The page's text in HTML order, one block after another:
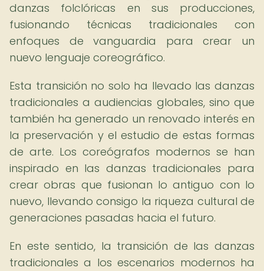
danzas folclóricas en sus producciones,
fusionando técnicas tradicionales con
enfoques de vanguardia para crear un
nuevo lenguaje coreográfico.
Esta transición no solo ha llevado las danzas
tradicionales a audiencias globales, sino que
también ha generado un renovado interés en
la preservación y el estudio de estas formas
de arte. Los coreógrafos modernos se han
inspirado en las danzas tradicionales para
crear obras que fusionan lo antiguo con lo
nuevo, llevando consigo la riqueza cultural de
generaciones pasadas hacia el futuro.
En este sentido, la transición de las danzas
tradicionales a los escenarios modernos ha